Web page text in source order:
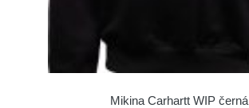
Mikina Carhartt WIP černá